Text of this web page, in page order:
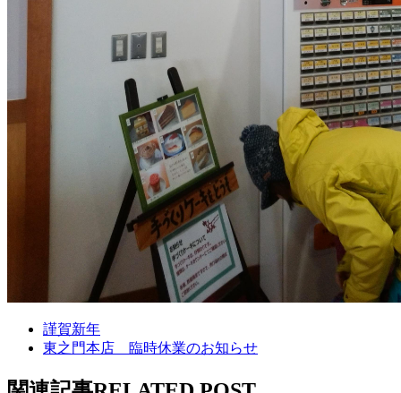
謹賀新年
東之門本店 臨時休業のお知らせ